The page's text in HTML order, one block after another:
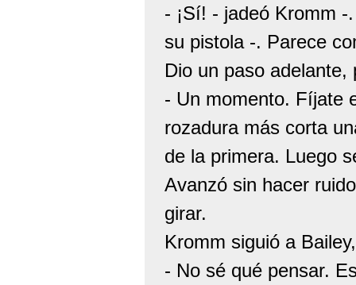
- ¡Sí! - jadeó Kromm
su pistola -. Parece
Dio un paso
- Un momento. Fíjate
rozadura más corta
de la primera. Luego
Avanzó sin hacer
girar.
Kromm siguió a
- No sé qué pensar.